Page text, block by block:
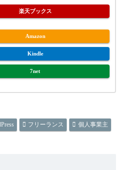
楽天ブックス
Amazon
Kindle
7net
フリーランス
個人事業主